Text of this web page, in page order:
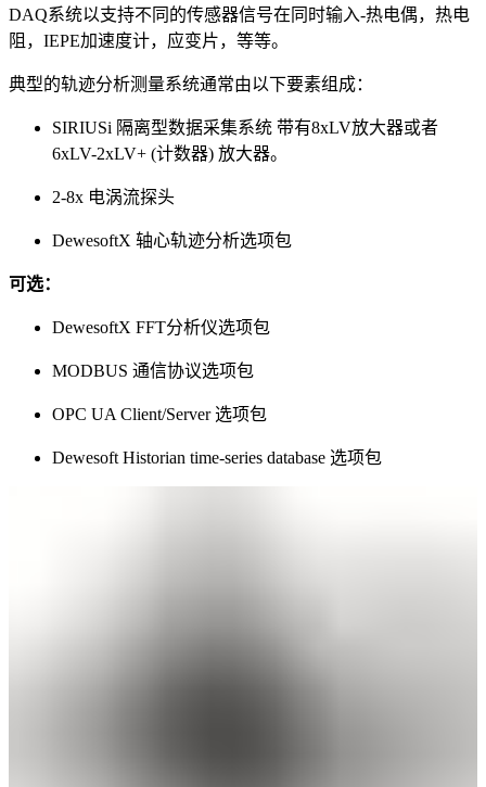
DAQ系统以支持不同的传感器信号在同时输入-热电偶，热电
阻，IEPE加速度计，应变片，等等。
典型的轨迹分析测量系统通常由以下要素组成：
SIRIUSi 隔离型数据采集系统 带有8xLV放大器或者
6xLV-2xLV+ (计数器) 放大器。
2-8x 电涡流探头
DewesoftX 轴心轨迹分析选项包
可选：
DewesoftX FFT分析仪选项包
MODBUS 通信协议选项包
OPC UA Client/Server 选项包
Dewesoft Historian time-series database 选项包